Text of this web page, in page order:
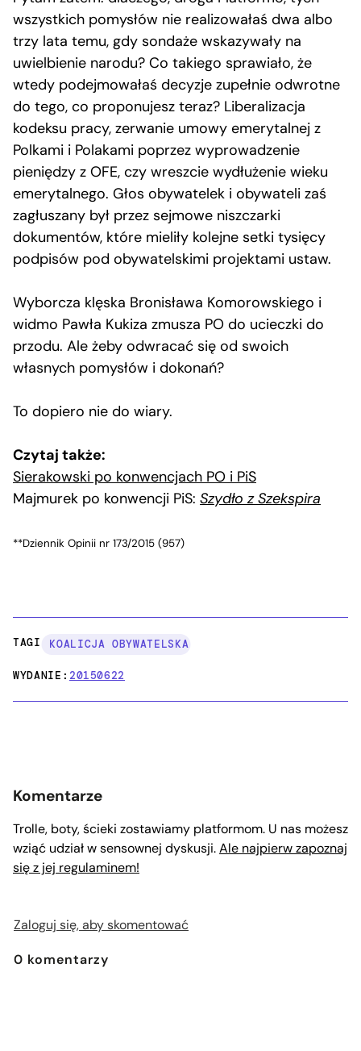
wszystkich pomysłów nie realizowałaś dwa albo
trzy lata temu, gdy sondaże wskazywały na
uwielbienie narodu? Co takiego sprawiało, że
wtedy podejmowałaś decyzje zupełnie odwrotne
do tego, co proponujesz teraz? Liberalizacja
kodeksu pracy, zerwanie umowy emerytalnej z
Polkami i Polakami poprzez wyprowadzenie
pieniędzy z OFE, czy wreszcie wydłużenie wieku
emerytalnego. Głos obywatelek i obywateli zaś
zagłuszany był przez sejmowe niszczarki
dokumentów, które mieliły kolejne setki tysięcy
podpisów pod obywatelskimi projektami ustaw.
Wyborcza klęska Bronisława Komorowskiego i
widmo Pawła Kukiza zmusza PO do ucieczki do
przodu. Ale żeby odwracać się od swoich
własnych pomysłów i dokonań?
To dopiero nie do wiary.
Czytaj także:
Sierakowski po konwencjach PO i PiS
Majmurek po konwencji PiS: Szydło z Szekspira
**Dziennik Opinii nr 173/2015 (957)
TAGI: KOALICJA OBYWATELSKA
WYDANIE:20150622
Komentarze
Trolle, boty, ścieki zostawiamy platformom. U nas możesz
wziąć udział w sensownej dyskusji.Ale najpierw zapoznaj
się z jej regulaminem!
Zaloguj się, aby skomentować
0 komentarzy